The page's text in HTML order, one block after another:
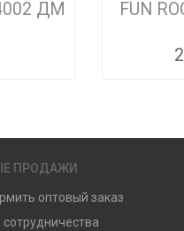
ДМ
FUN
ПРОДАЖИ
оптовый заказ